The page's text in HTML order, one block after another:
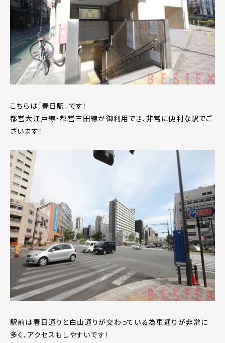
こちらは「春日駅」です！
都営大江戸線・都営三田線が御利用でき、非常に便利な駅でご
ざいます！
駅前は春日通りと白山通りが交わっている為車通りが非常に
多く、アクセスもしやすいです！